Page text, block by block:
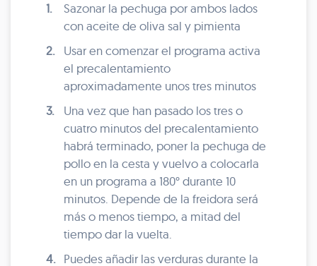
1.
Sazonar la pechuga por ambos lados
con aceite de oliva sal y pimienta
2.
Usar en comenzar el programa activa
el precalentamiento
aproximadamente unos tres minutos
3.
Una vez que han pasado los tres o
cuatro minutos del precalentamiento
habrá terminado, poner la pechuga de
pollo en la cesta y vuelvo a colocarla
en un programa a 180° durante 10
minutos. Depende de la freidora será
más o menos tiempo, a mitad del
tiempo dar la vuelta.
4.
Puedes añadir las verduras durante la